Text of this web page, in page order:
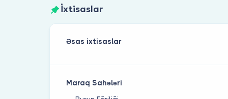
İxtisaslar
Əsas ixtisaslar
Maraq Sahələri